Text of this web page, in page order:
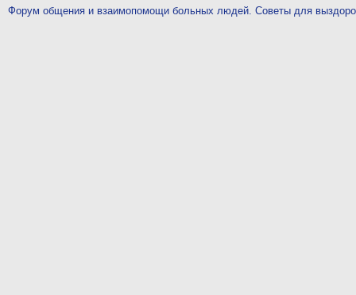
Форум общения и взаимопомощи больных людей. Советы для